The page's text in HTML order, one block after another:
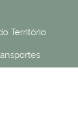
Território